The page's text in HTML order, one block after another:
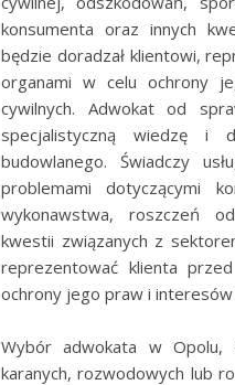
konsumenta oraz innych
będzie doradzał klientowi,
organami w celu ochrony
cywilnych. Adwokat od
specjalistyczną wiedzę i
budowlanego. Świadczy
problemami dotyczącymi
wykonawstwa, roszczeń
kwestii związanych z
reprezentować klienta
ochrony jego praw i
Wybór adwokata w Opolu,
karanych, rozwodowych lub